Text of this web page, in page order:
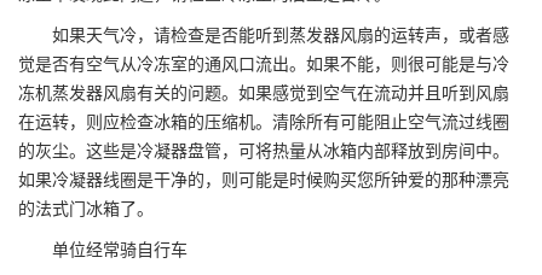
如果天气冷，请检查是否能听到蒸发器风扇的运转声，或者感
觉是否有空气从冷冻室的通风口流出。如果不能，则很可能是与冷
冻机蒸发器风扇有关的问题。如果感觉到空气在流动并且听到风扇
在运转，则应检查冰箱的压缩机。清除所有可能阻止空气流过线圈
的灰尘。这些是冷凝器盘管，可将热量从冰箱内部释放到房间中。
如果冷凝器线圈是干净的，则可能是时候购买您所钟爱的那种漂亮
的法式门冰箱了。
单位经常骑自行车